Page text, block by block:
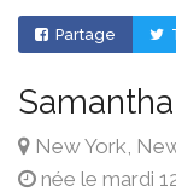
Partage
New York,
née le mardi